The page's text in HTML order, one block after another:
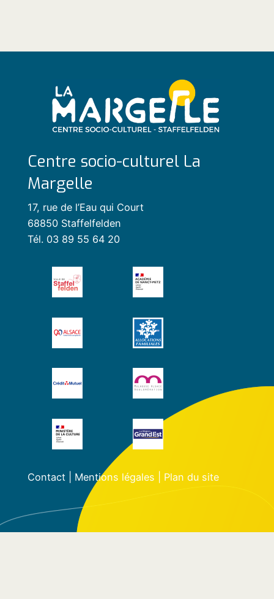
Centre socio-culturel La
Margelle
17, rue de l’Eau qui Court
68850 Staffelfelden
Tél. 03 89 55 64 20
Contact| Mentions légales Plan du site